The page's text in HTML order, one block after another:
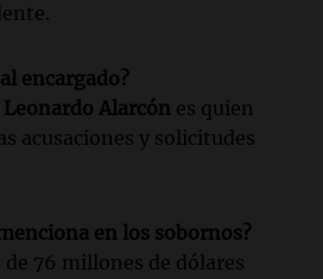
encargado?
Leonardo Alarcón es quien
acusaciones y solicitudes
en los sobornos?
de 76 millones de dólares